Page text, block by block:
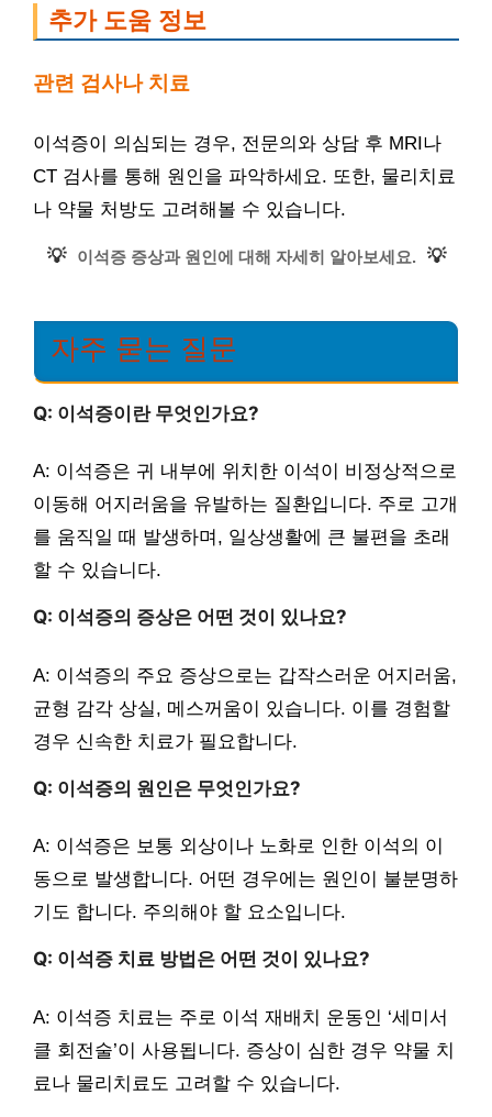
추가 도움 정보
관련 검사나 치료
이석증이 의심되는 경우, 전문의와 상담 후 MRI나
CT 검사를 통해 원인을 파악하세요. 또한, 물리치료
나 약물 처방도 고려해볼 수 있습니다.
💡 이석증 증상과 원인에 대해 자세히 알아보세요. 💡
자주 묻는 질문
Q: 이석증이란 무엇인가요?
A: 이석증은 귀 내부에 위치한 이석이 비정상적으로
이동해 어지러움을 유발하는 질환입니다. 주로 고개
를 움직일 때 발생하며, 일상생활에 큰 불편을 초래
할 수 있습니다.
Q: 이석증의 증상은 어떤 것이 있나요?
A: 이석증의 주요 증상으로는 갑작스러운 어지러움,
균형 감각 상실, 메스꺼움이 있습니다. 이를 경험할
경우 신속한 치료가 필요합니다.
Q: 이석증의 원인은 무엇인가요?
A: 이석증은 보통 외상이나 노화로 인한 이석의 이
동으로 발생합니다. 어떤 경우에는 원인이 불분명하
기도 합니다. 주의해야 할 요소입니다.
Q: 이석증 치료 방법은 어떤 것이 있나요?
A: 이석증 치료는 주로 이석 재배치 운동인 ‘세미서
클 회전술’이 사용됩니다. 증상이 심한 경우 약물 치
료나 물리치료도 고려할 수 있습니다.